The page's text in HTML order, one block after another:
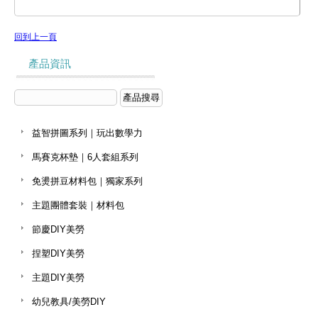
回到上一頁
產品資訊
益智拼圖系列｜玩出數學力
馬賽克杯墊｜6人套組系列
免燙拼豆材料包｜獨家系列
主題團體套裝｜材料包
節慶DIY美勞
捏塑DIY美勞
主題DIY美勞
幼兒教具/美勞DIY